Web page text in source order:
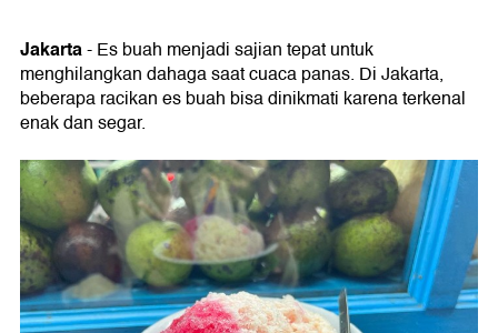
Jakarta- Es buah menjadi sajian tepat untuk
menghilangkan dahaga saat cuaca panas. Di Jakarta,
beberapa racikan es buah bisa dinikmati karena terkenal
enak dan segar.